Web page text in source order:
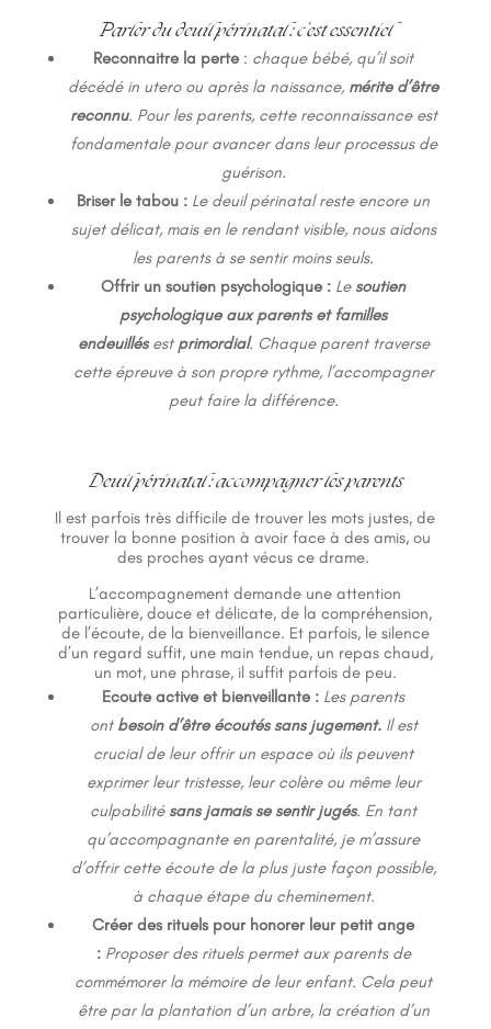
Parler du deuil périnatal : c’est essentiel
Reconnaitre la perte: chaque bébé, qu’il soit
décédé in utero ou après la naissance, mérite d’être
reconnu. Pour les parents, cette reconnaissance est
fondamentale pour avancer dans leur processus de
guérison.
Briser le tabou : Le deuil périnatal reste encore un
sujet délicat, mais en le rendant visible, nous aidons
les parents à se sentir moins seuls.
Offrir un soutien psychologique : Le soutien
psychologique aux parents et familles
endeuillésest primordial. Chaque parent traverse
cette épreuve à son propre rythme, l’accompagner
peut faire la différence.
Deuil périnatal : accompagner les parents
Il est parfois très difficile de trouver les mots justes, de
trouver la bonne position à avoir face à des amis, ou
des proches ayant vécus ce drame.
L’accompagnement demande une attention
particulière, douce et délicate, de la compréhension,
de l’écoute, de la bienveillance. Et parfois, le silence
d’un regard suffit, une main tendue, un repas chaud,
un mot, une phrase, il suffit parfois de peu.
Ecoute active et bienveillante : Les parents
ont besoin d’être écoutés sans jugement.Il est
crucial de leur offrir un espace où ils peuvent
exprimer leur tristesse, leur colère ou même leur
culpabilité sans jamais se sentir jugés. En tant
qu’accompagnante en parentalité, je m’assure
d’offrir cette écoute de la plus juste façon possible,
à chaque étape du cheminement.
Créer des rituels pour honorer leur petit ange
: Proposer des rituels permet aux parents de
commémorer la mémoire de leur enfant. Cela peut
être par la plantation d’un arbre, la création d’un